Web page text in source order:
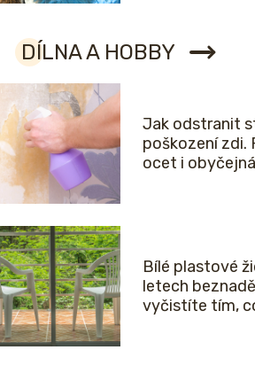
DÍLNA A HOBBY
Jak odstranit
poškození zdi.
ocet i
Bílé plastové
letech
vyčistíte tím,